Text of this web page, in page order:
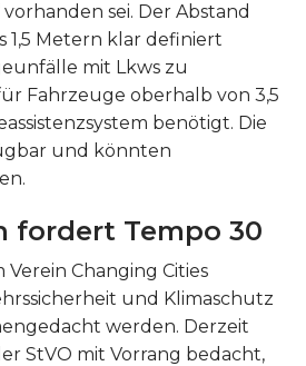
sei. Der Abstand
1,5 Metern klar definiert
mit Lkws zu
Fahrzeuge oberhalb von 3,5
benötigt. Die
und könnten
fordert Tempo 30
Changing Cities
und Klimaschutz
werden. Derzeit
StVO mit Vorrang bedacht,